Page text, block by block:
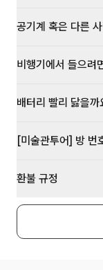
공기계 혹은 다른
비행기에서 들으려
배터리 빨리 닳을까
[미술관투어] 방 번
환불 규정